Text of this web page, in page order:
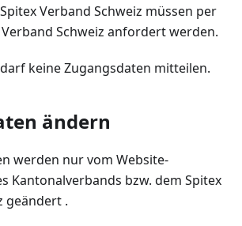
Verband Schweiz müssen per
Schweiz anfordert werden.
keine Zugangsdaten mitteilen.
ändern
werden nur vom Website-
Kantonalverbands bzw. dem Spitex
geändert .